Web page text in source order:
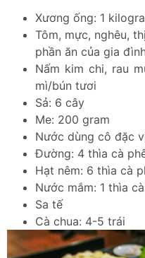
Xương ống: 1
Tôm, mực, nghêu,
phần ăn của gia
Nấm kim chi, rau
mì/bún tươi
Sả: 6 cây
Me: 200 gram
Nước dùng cô đặc
Đường: 4 thìa cà
Hạt nêm: 6 thìa cà
Nước mắm: 1 thìa
Sa tế
Cà chua: 4-5 trái